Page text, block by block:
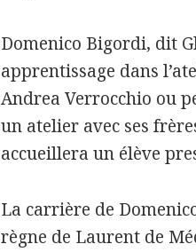
Domenico Bigordi, dit
apprentissage dans
Andrea Verrocchio ou
un atelier avec ses
accueillera un élève
La carrière de
règne de Laurent de